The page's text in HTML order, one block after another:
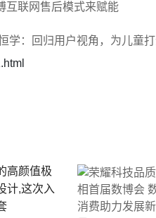
互联网售后模式来赋能
学：回归用户视角，为儿童
高颜值极
计,这次入